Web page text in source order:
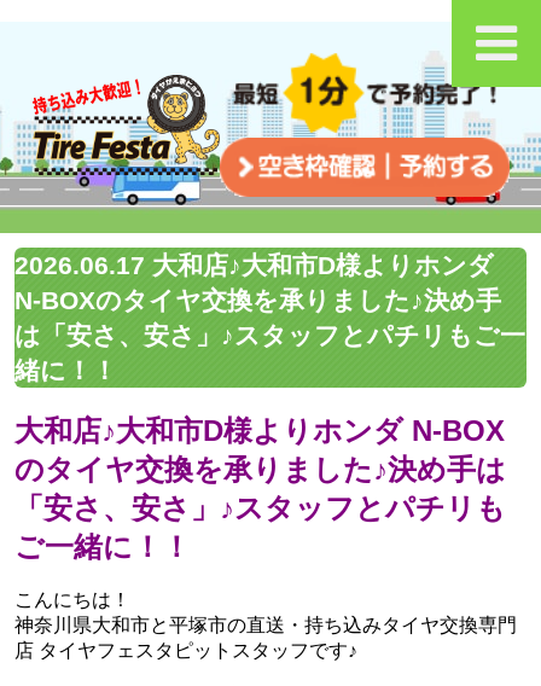
2026.06.17 大和店♪大和市D様よりホンダ
N-BOXのタイヤ交換を承りました♪決め手
は「安さ、安さ」♪スタッフとパチリもご一
緒に！！
大和店♪大和市D様よりホンダ N-BOX
のタイヤ交換を承りました♪決め手は
「安さ、安さ」♪スタッフとパチリも
ご一緒に！！
こんにちは！
神奈川県大和市と平塚市の直送・‪‎持ち込みタイヤ交換専門
店‬ タイヤフェスタピットスタッフです♪